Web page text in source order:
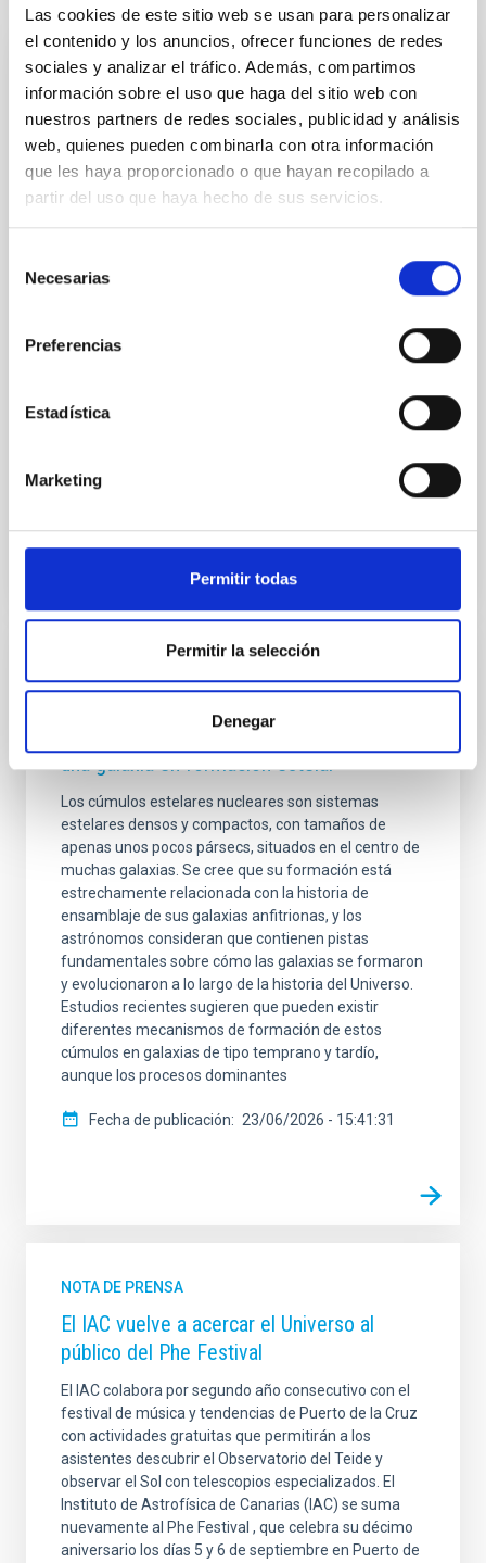
Las cookies de este sitio web se usan para personalizar
el contenido y los anuncios, ofrecer funciones de redes
sociales y analizar el tráfico. Además, compartimos
información sobre el uso que haga del sitio web con
nuestros partners de redes sociales, publicidad y análisis
web, quienes pueden combinarla con otra información
que les haya proporcionado o que hayan recopilado a
partir del uso que haya hecho de sus servicios.
Necesarias
Preferencias
Estadística
Marketing
Permitir todas
Permitir la selección
Denegar
NOTA DE PRENSA
“Habla con Ellas: Mujeres en Astronomía”:
ocho ediciones conectando ciencia y
educación
El Instituto de Astrofísica de Canarias (IAC) celebra
en 2026 la octava edición consecutiva del proyecto
de divulgación científica y educación en astronomía
que se desarrolla en el marco del Día Internacional de
Dirigido a la comunidad educativa, el proyecto tiene
como objetivo visibilizar el papel de las mujeres en la
femeninos en ciencia y tecnología e inspirar
vocaciones científicas, especialmente entre niñas y
registro fósil de los primeros pasos de
una galaxia en formación estelar
Los cúmulos estelares nucleares son sistemas
estelares densos y compactos, con tamaños de
apenas unos pocos pársecs, situados en el centro de
muchas galaxias. Se cree que su formación está
estrechamente relacionada con la historia de
ensamblaje de sus galaxias anfitrionas, y los
astrónomos consideran que contienen pistas
fundamentales sobre cómo las galaxias se formaron
y evolucionaron a lo largo de la historia del Universo.
Estudios recientes sugieren que pueden existir
diferentes mecanismos de formación de estos
cúmulos en galaxias de tipo temprano y tardío,
aunque los procesos dominantes
Fecha de publicación 23/06/2026 - 15:41:31
NOTA DE PRENSA
El IAC vuelve a acercar el Universo al
público del Phe Festival
El IAC colabora por segundo año consecutivo con el
festival de música y tendencias de Puerto de la Cruz
con actividades gratuitas que permitirán a los
asistentes descubrir el Observatorio del Teide y
observar el Sol con telescopios especializados. El
Instituto de Astrofísica de Canarias (IAC) se suma
nuevamente al Phe Festival , que celebra su décimo
aniversario los días 5 y 6 de septiembre en Puerto de